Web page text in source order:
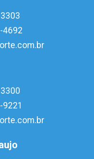
4692